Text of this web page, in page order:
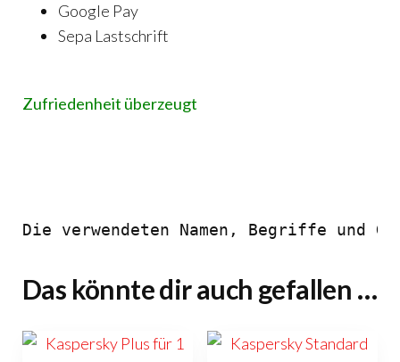
Google Pay
Sepa Lastschrift
Zufriedenheit überzeugt
Die verwendeten Namen, Begriffe und
Das könnte dir auch gefallen …